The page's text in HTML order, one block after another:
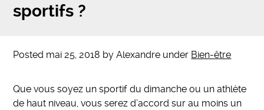
sportifs ?
Posted mai 25, 2018 byAlexandre under Bien-être
Que vous soyez un sportif du dimanche ou un athlète
de haut niveau, vous serez d’accord sur au moins un